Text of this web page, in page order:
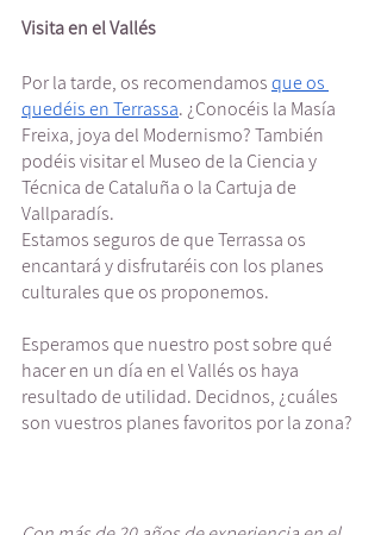
Visita en el Vallés
Por la tarde, os recomendamos que os
quedéis en Terrassa. ¿Conocéis la Masía
Freixa, joya del Modernismo? También
podéis visitar el Museo de la Ciencia y
Técnica de Cataluña o la Cartuja de
Vallparadís.
Estamos seguros de que Terrassa os
encantará y disfrutaréis con los planes
culturales que os proponemos.
Esperamos que nuestro post sobre qué
hacer en un día en el Vallés os haya
resultado de utilidad. Decidnos, ¿cuáles
son vuestros planes favoritos por la zona?